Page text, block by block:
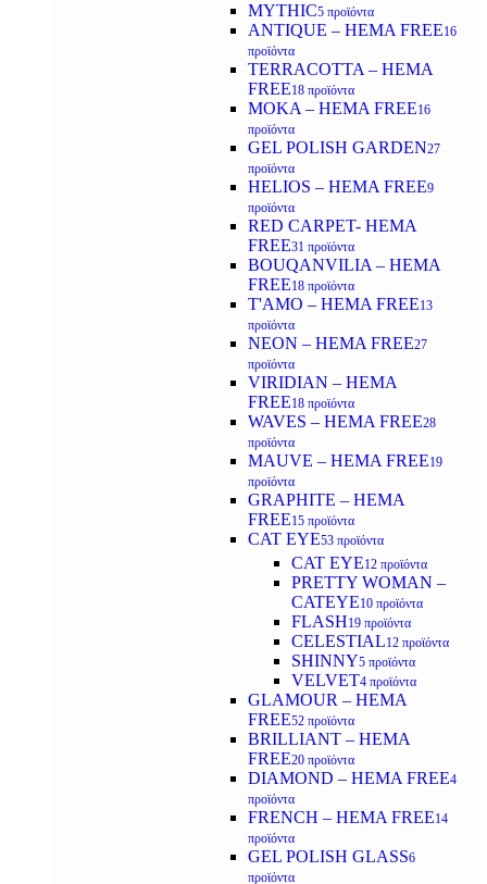
MYTHIC5 προϊόντα
ANTIQUE – HEMA FREE16
προϊόντα
TERRACOTTA – HEMA
FREE18 προϊόντα
MOKA – HEMA FREE16
προϊόντα
GEL POLISH GARDEN27
προϊόντα
HELIOS – HEMA FREE9
προϊόντα
RED CARPET- HEMA
FREE31 προϊόντα
BOUQANVILIA – HEMA
FREE18 προϊόντα
T'AMO – HEMA FREE13
προϊόντα
NEON – HEMA FREE27
προϊόντα
VIRIDIAN – HEMA
FREE18 προϊόντα
WAVES – HEMA FREE28
προϊόντα
MAUVE – HEMA FREE19
προϊόντα
GRAPHITE – HEMA
FREE15 προϊόντα
CAT EYE53 προϊόντα
CAT EYE12 προϊόντα
PRETTY WOMAN –
CATEYE10 προϊόντα
FLASH19 προϊόντα
CELESTIAL12 προϊόντα
SHINNY5 προϊόντα
VELVET4 προϊόντα
GLAMOUR – HEMA
FREE52 προϊόντα
BRILLIANT – HEMA
FREE20 προϊόντα
DIAMOND – HEMA FREE4
προϊόντα
FRENCH – HEMA FREE14
προϊόντα
GEL POLISH GLASS6
προϊόντα